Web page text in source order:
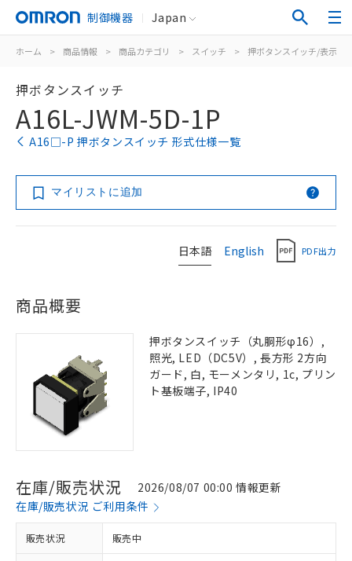
制御機器 Japan
ホーム > 商品情報 > 商品カテゴリ > スイッチ > 押ボタンスイッチ/表示灯
押ボタンスイッチ
A16L-JWM-5D-1P
A16□-P 押ボタンスイッチ 形式仕様一覧
マイリストに追加
日本語 English PDF出力
商品概要
押ボタンスイッチ（丸胴形φ16）,
照光, LED（DC5V）, 長方形 2方向
ガード, 白, モーメンタリ, 1c, プリン
ト基板端子, IP40
在庫/販売状況
2026/08/07 00:00 情報更新
在庫/販売状況 ご利用条件
販売状況 販売中